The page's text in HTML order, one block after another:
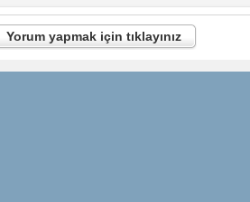
Yorum yapmak için tıklayınız